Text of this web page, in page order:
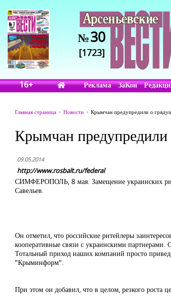
№30
[1723]
16+ Реклама ЗаКон
Главная страница Новости Крымчан предупредили о
Крымчан
09.05.2014
http://www.rosbalt.ru/federal
СИМФЕРОПОЛЬ, 8 мая. Замещение украинских
Савельев.
Он отметил, что российские ритейлеры
кооперативные связи с украинскими
Тотальный приход наших компаний просто
"Крыминформ".
При этом он добавил, что в целом, резкого роста